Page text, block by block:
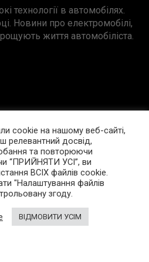
технології в автомобілях.
Новини про електромобілі,
життя автомобіліста.
матеріалів
tumblr linkedin
cookie на нашому веб-сайті,
релевантний досвід,
та повторюючи
“ПРИЙНЯТИ УСІ”, ви
ВСІХ файлів cookie.
"Налаштування файлів
згоду.
ВІДМОВИТИ УСІМ